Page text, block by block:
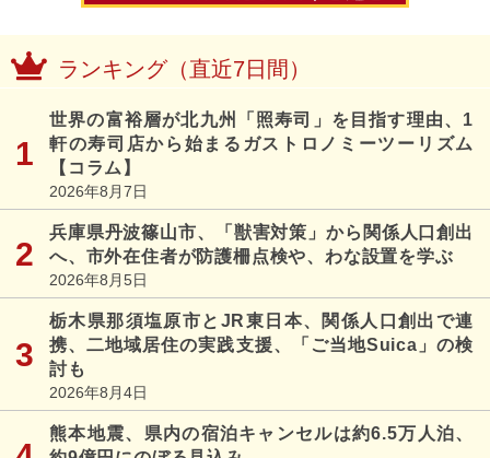
ランキング（直近7日間）
世界の富裕層が北九州「照寿司」を目指す理由、1
軒の寿司店から始まるガストロノミーツーリズム
【コラム】
2026年8月7日
兵庫県丹波篠山市、「獣害対策」から関係人口創出
へ、市外在住者が防護柵点検や、わな設置を学ぶ
2026年8月5日
栃木県那須塩原市とJR東日本、関係人口創出で連
携、二地域居住の実践支援、「ご当地Suica」の検
討も
2026年8月4日
熊本地震、県内の宿泊キャンセルは約6.5万人泊、